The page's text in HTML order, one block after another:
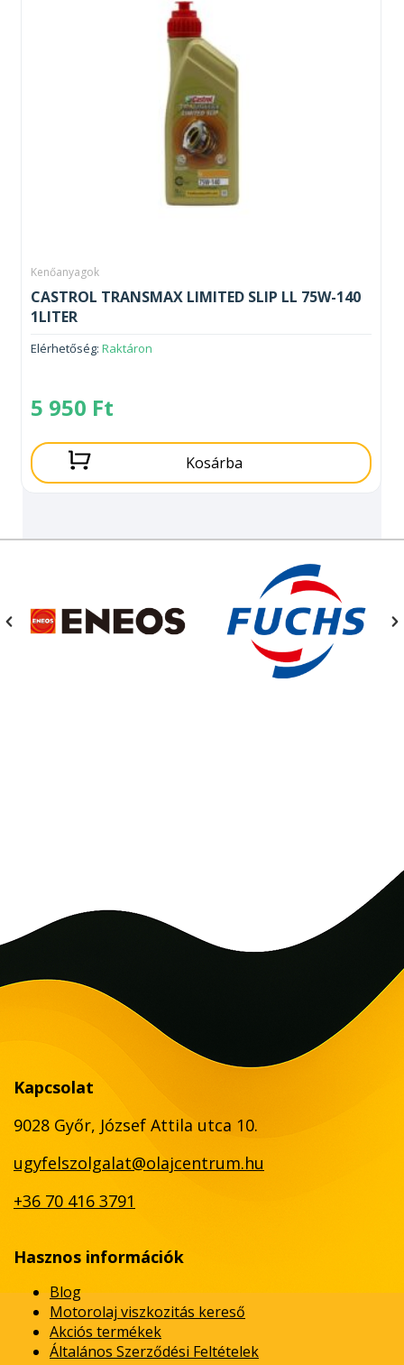
Kenőanyagok
CASTROL TRANSMAX LIMITED SLIP LL 75W-140
1LITER
Elérhetőség: Raktáron
5 950 Ft
Kosárba
Kapcsolat
9028 Győr, József Attila utca 10.
ugyfelszolgalat@olajcentrum.hu
+36 70 416 3791
Hasznos információk
Blog
Motorolaj viszkozitás kereső
Akciós termékek
Általános Szerződési Feltételek